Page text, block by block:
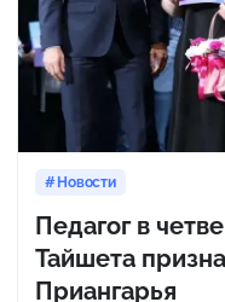
Новости
Педагог в
Тайшета
Приангарья